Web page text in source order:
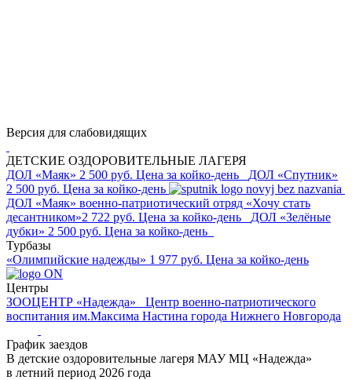
Версия для слабовидящих
ДЕТСКИЕ ОЗДОРОВИТЕЛЬНЫЕ ЛАГЕРЯ
ДОЛ «Маяк» 2 500 руб. Цена за койко-день
ДОЛ «Спутник»
2 500 руб. Цена за койко-день
ДОЛ «Маяк» военно-патриотический отряд «Хочу стать
десантником»2 722 руб. Цена за койко-день
ДОЛ «Зелёные
дубки» 2 500 руб. Цена за койко-день
Турбазы
«Олимпийские надежды» 1 977 руб. Цена за койко-день
Центры
ЗООЦЕНТР «Надежда»
Центр военно-патриотического
воспитания им.Максима Настина города Нижнего Новгорода
График заездов
В детские оздоровительные лагеря МАУ МЦ «Надежда»
в летний период 2026 года